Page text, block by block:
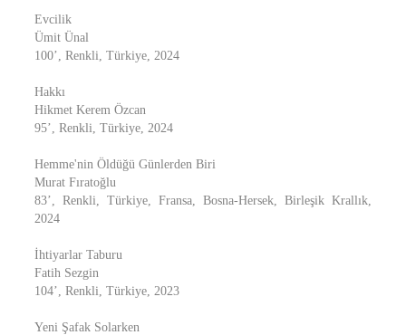
Evcilik
Ümit Ünal
100’, Renkli, Türkiye, 2024
Hakkı
Hikmet Kerem Özcan
95’, Renkli, Türkiye, 2024
Hemme'nin Öldüğü Günlerden Biri
Murat Fıratoğlu
83’, Renkli, Türkiye, Fransa, Bosna-Hersek, Birleşik Krallık,
2024
İhtiyarlar Taburu
Fatih Sezgin
104’, Renkli, Türkiye, 2023
Yeni Şafak Solarken